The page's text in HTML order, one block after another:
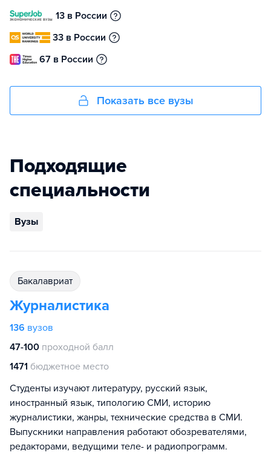
13 в России
33 в России
67 в России
Показать все вузы
Подходящие
специальности
Вузы
бакалавриат
Журналистика
136 вузов
47-100 проходной балл
1471 бюджетное место
Студенты изучают литературу, русский язык,
иностранный язык, типологию СМИ, историю
журналистики, жанры, технические средства в СМИ.
Выпускники направления работают обозревателями,
редакторами, ведущими теле- и радиопрограмм.